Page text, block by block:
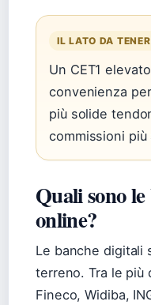
IL LATO DA
Un CET1
convenienza
più solide
commissioni
Quali sono
online?
Le banche digitali
terreno. Tra le più
Fineco, Widiba,